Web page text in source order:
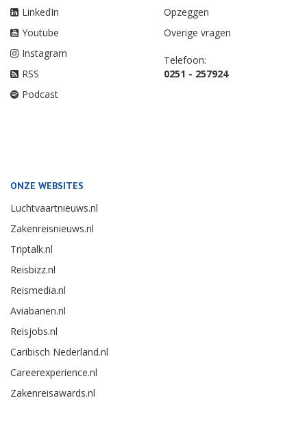
LinkedIn
Youtube
Instagram
RSS
Podcast
Opzeggen
Overige vragen
Telefoon:
0251 - 257924
ONZE WEBSITES
Luchtvaartnieuws.nl
Zakenreisnieuws.nl
Triptalk.nl
Reisbizz.nl
Reismedia.nl
Aviabanen.nl
Reisjobs.nl
Caribisch Nederland.nl
Careerexperience.nl
Zakenreisawards.nl